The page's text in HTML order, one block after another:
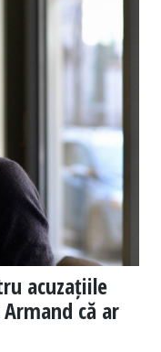
acuzațiile
că ar